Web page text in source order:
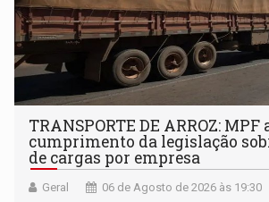
TRANSPORTE DE ARROZ: MPF
cumprimento da legislação
de cargas por empresa
Geral 06 de Agosto de 2026 às 19:30